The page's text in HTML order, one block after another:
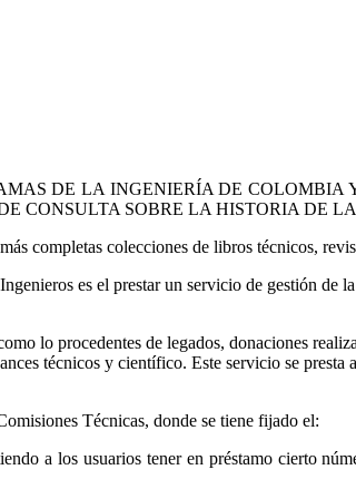
DE LA INGENIERÍA DE
CONSULTA SOBRE LA HISTORIA DE
completas colecciones de libros técnicos,
es el prestar un servicio de gestión de
lo procedentes de legados, donaciones
técnicos y científico. Este servicio se presta
Técnicas, donde se tiene fijado el:
a los usuarios tener en préstamo cierto